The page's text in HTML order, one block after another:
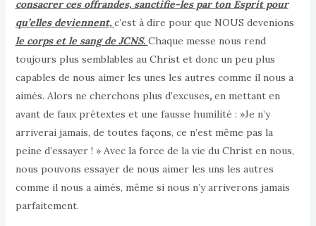
consacrer ces offrandes, sanctifie-les par ton Esprit pour
qu’elles deviennent, c’est à dire pour que NOUS devenions
le corps et le sang de JCNS. Chaque messe nous rend
toujours plus semblables au Christ et donc un peu plus
capables de nous aimer les unes les autres comme il nous a
aimés. Alors ne cherchons plus d’excuses,en mettant en
avant de faux prétextes et une fausse humilité : »Je n’y
arriverai jamais, de toutes façons, ce n’est même pas la
peine d’essayer ! » Avec la force de la vie du Christ en nous,
nous pouvons essayer de nous aimer les uns les autres
comme il nous a aimés, même si nous n’y arriverons jamais
parfaitement.